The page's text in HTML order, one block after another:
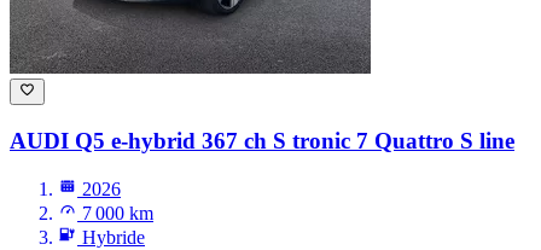
AUDI Q5 e-hybrid 367 ch S tronic 7 Quattro S line
2026
7 000 km
Hybride